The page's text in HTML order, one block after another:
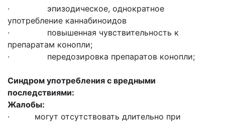
· эпизодическое, однократное
употребление каннабиноидов
· повышенная чувствительность к
препаратам конопли;
· передозировка препаратов конопли;
Синдром употребления с вредными
последствиями:
Жалобы:
· могут отсутствовать длительно при